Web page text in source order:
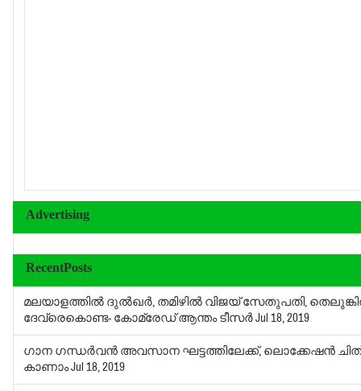
Advertising
RecentPosts
മലയാളത്തില്‍ ദുല്‍ഖര്‍, തമിഴില്‍ വിജയ് സേതുപതി,
ദേവ്‌രെകൊണ്ട- കോമ്രേഡ് ആന്തം ടീസര്‍Jul 18, 2019
ഗാന ഗന്ധര്‍വന്‍ അവസാന ഘട്ടത്തിലേക്ക്, ലൊക്കേഷന്‍
കാണാംJul 18, 2019